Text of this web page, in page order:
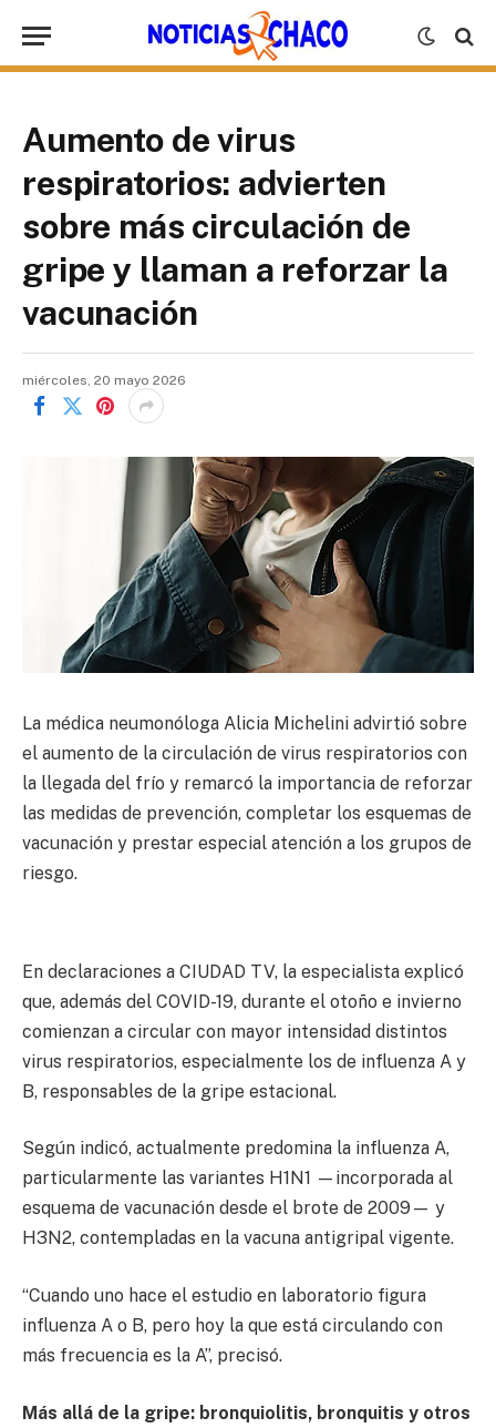
Aumento de virus
respiratorios: advierten
sobre más circulación de
gripe y llaman a reforzar la
vacunación
miércoles, 20 mayo 2026
La médica neumonóloga Alicia Michelini advirtió sobre
el aumento de la circulación de virus respiratorios con
la llegada del frío y remarcó la importancia de reforzar
las medidas de prevención, completar los esquemas de
vacunación y prestar especial atención a los grupos de
riesgo.
En declaraciones a CIUDAD TV, la especialista explicó
que, además del COVID-19, durante el otoño e invierno
comienzan a circular con mayor intensidad distintos
virus respiratorios, especialmente los de influenza A y
B, responsables de la gripe estacional.
Según indicó, actualmente predomina la influenza A,
particularmente las variantes H1N1 —incorporada al
esquema de vacunación desde el brote de 2009— y
H3N2, contempladas en la vacuna antigripal vigente.
“Cuando uno hace el estudio en laboratorio figura
influenza A o B, pero hoy la que está circulando con
más frecuencia es la A”, precisó.
Más allá de la gripe: bronquiolitis, bronquitis y otros